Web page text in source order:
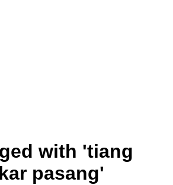
Id
Olahraga Yang
with 'tiang
pasang'